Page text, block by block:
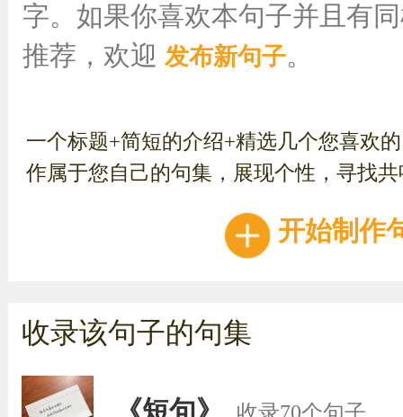
字。如果你喜欢本句子并且有
推荐，欢迎 发布新句子。
一个标题+简短的介绍+精选几个您喜欢
作属于您自己的句集，展现个性，寻找
开始制作
收录该句子的句集
《短句》